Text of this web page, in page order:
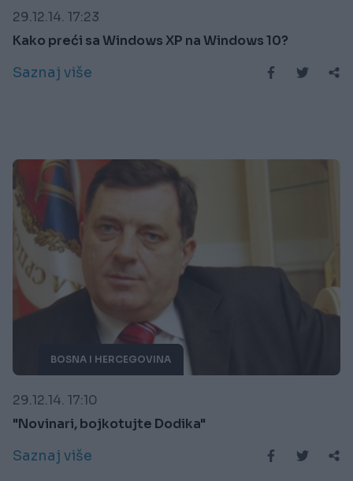
29.12.14. 17:23
Kako preći sa Windows XP na Windows 10?
Saznaj više
BOSNA I HERCEGOVINA
29.12.14. 17:10
"Novinari, bojkotujte Dodika"
Saznaj više